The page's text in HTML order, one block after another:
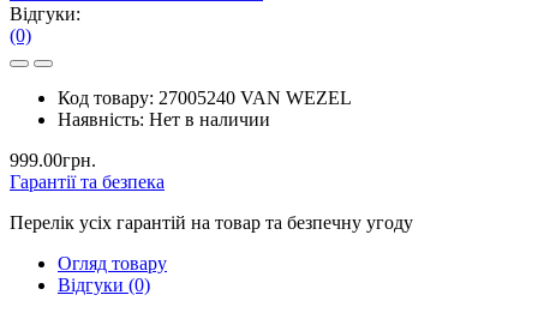
Відгуки:
(0)
Код товару: 27005240 VAN WEZEL
Наявність: Нет в наличии
999.00грн.
Гарантії та безпека
Перелік усіх гарантій на товар та безпечну угоду
Огляд товару
Відгуки (0)